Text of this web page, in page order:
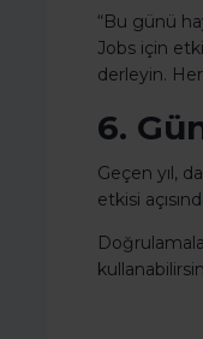
“Bu günü
Jobs için
derleyin.
6.
Geçen yıl,
etkisi